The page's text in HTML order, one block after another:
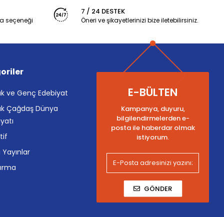
seçeneği
7 / 24 DESTEK
Öneri ve şikayetlerinizi bize iletebilirsiniz.
ve Genç Edebiyat
Çağdaş Dünya
Yayınlar
E-BÜLTEN
Kampanya, duyuru,
bilgilendirmelerden e-
posta ile haberdar olmak
istiyorum.
GÖNDER